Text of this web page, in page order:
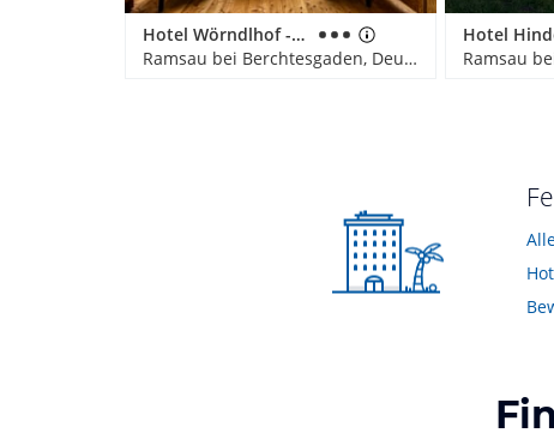
Hotel Wörndlhof - Das Refugium
Ramsau bei Berchtesgaden, Deutschland